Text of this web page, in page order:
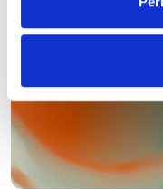
ZINC GLUCONATO EP